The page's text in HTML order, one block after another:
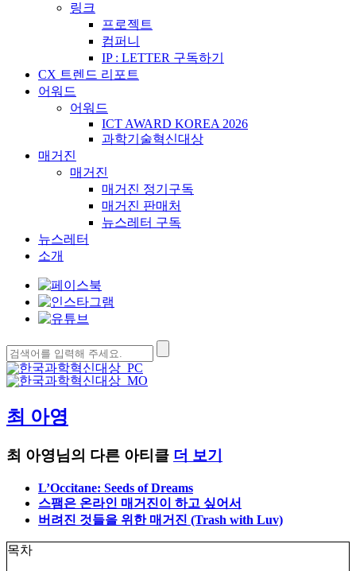
링크
프로젝트
컴퍼니
IP : LETTER 구독하기
CX 트렌드 리포트
어워드
어워드
ICT AWARD KOREA 2026
과학기술혁신대상
매거진
매거진
매거진 정기구독
매거진 판매처
뉴스레터 구독
뉴스레터
소개
검
색:
최 아영
최 아영님의 다른 아티클 더 보기
L’Occitane: Seeds of Dreams
스팸은 온라인 매거진이 하고 싶어서
버려진 것들을 위한 매거진 (Trash with Luv)
목차